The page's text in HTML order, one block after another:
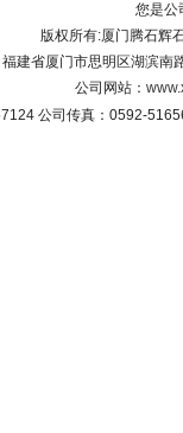
您是公
版权所有:厦门腾石辉
福建省厦门市思明区湖滨
公司网站：
公司传真：0592-